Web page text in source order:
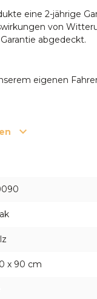
eine 2-jährige
von
abgedeckt.
eigenen
über den Chat
x 90 cm